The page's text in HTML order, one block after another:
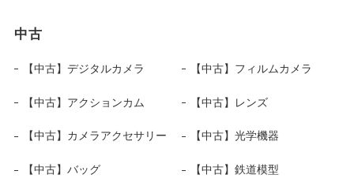
中古
【中古】デジタルカメラ 【中古】フィルムカメラ
【中古】アクションカム 【中古】レンズ
【中古】カメラアクセサリー 【中古】光学機器
【中古】バッグ 【中古】鉄道模型